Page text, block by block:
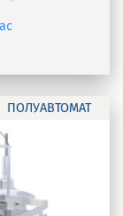
ПОЛУАВТОМАТ